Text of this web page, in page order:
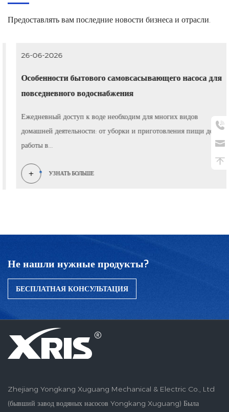
Предоставлять вам последние новости бизнеса и отрасли.
26-06-2026
Особенности бытового самовсасывающего насоса для
повседневного водоснабжения
Ежедневный доступ к воде необходим для многих видов
домашней деятельности: от уборки и приготовления пищи до
работы в...
Не нашли нужные продукты?
БЕСПЛАТНАЯ КОНСУЛЬТАЦИЯ
Zhejiang Yongkang Xuguang Mechanical & Electric Co., Ltd
(бывший завод водяных насосов Yongkang Xuguang) Была